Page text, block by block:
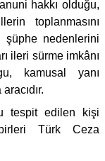
hakkı olduğu,
toplanmasını
şüphe nedenlerini
ileri sürme imkânı
kamusal yanı
tespit edilen kişi
Türk Ceza